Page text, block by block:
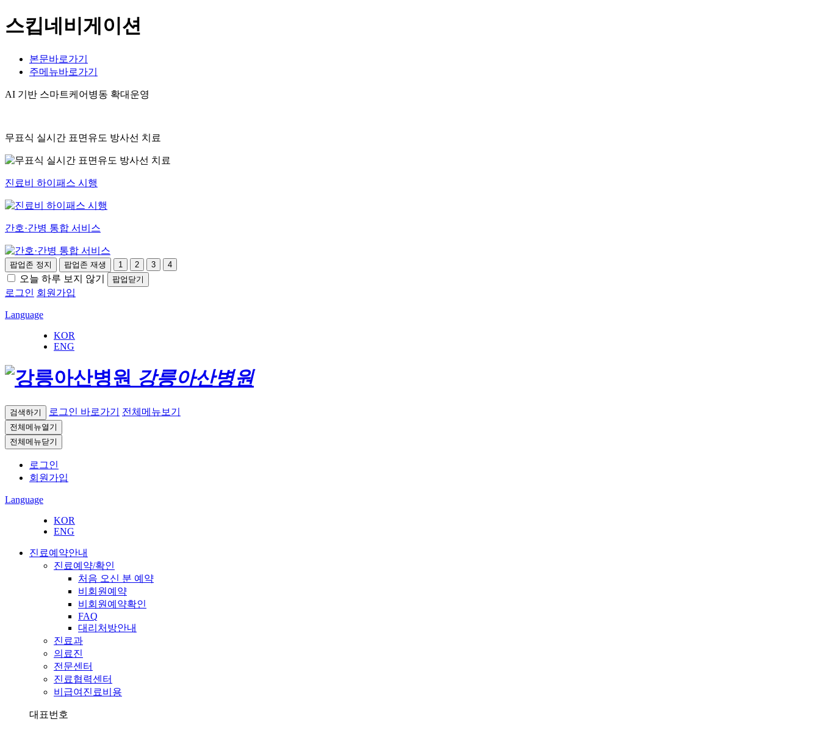
스킵네비게이션
본문바로가기
주메뉴바로가기
AI 기반 스마트케어병동 확대운영
무표식 실시간 표면유도 방사선 치료
진료비 하이패스 시행
간호·간병 통합 서비스
팝업존 정지 팝업존 재생 1 2 3 4
오늘 하루 보지 않기 팝업닫기
로그인 회원가입
Language
KOR
ENG
강릉아산병원
검색하기 로그인 바로가기 전체메뉴보기
전체메뉴열기
전체메뉴닫기
로그인
회원가입
Language
KOR
ENG
진료예약안내
진료예약/확인
처음 오신 분 예약
비회원예약
비회원예약확인
FAQ
대리처방안내
진료과
의료진
전문센터
진료협력센터
비급여진료비용
대표번호